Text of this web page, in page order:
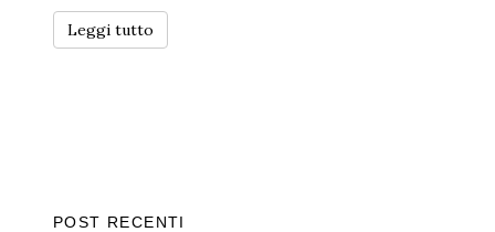
Leggi tutto
POST RECENTI